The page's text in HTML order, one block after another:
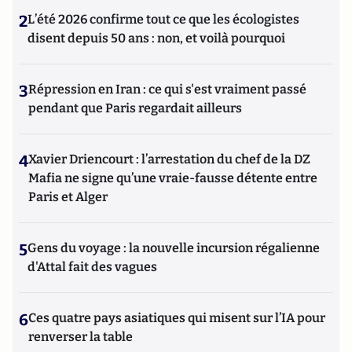
2L’été 2026 confirme tout ce que les écologistes
disent depuis 50 ans : non, et voilà pourquoi
3Répression en Iran : ce qui s'est vraiment passé
pendant que Paris regardait ailleurs
4Xavier Driencourt : l’arrestation du chef de la DZ
Mafia ne signe qu’une vraie-fausse détente entre
Paris et Alger
5Gens du voyage : la nouvelle incursion régalienne
d'Attal fait des vagues
6Ces quatre pays asiatiques qui misent sur l’IA pour
renverser la table